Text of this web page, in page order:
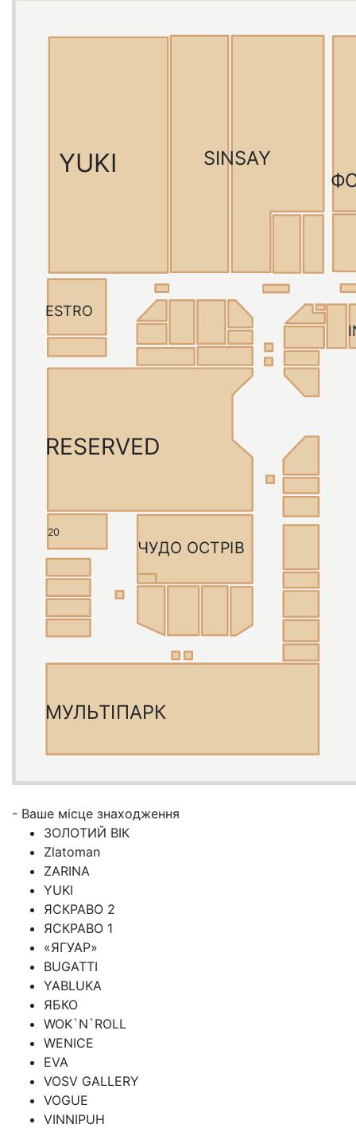
SINSAY
ESTRO
RESERVED
20
МУЛЬТІПАРК
ЧУДО ОСТРІВ
YUKI
- Ваше місце знаходження
ЗОЛОТИЙ ВІК
Zlatoman
ZARINA
YUKI
ЯСКРАВО 2
ЯСКРАВО 1
«ЯГУАР»
BUGATTI
YABLUKA
ЯБКО
WOK`N`ROLL
WENICE
EVA
VOSV GALLERY
VOGUE
VINNIPUH